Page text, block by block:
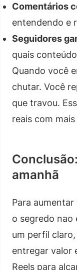
Comentários
entendendo e
Seguidores
quais
Quando você
chutar. Você
que travou.
reais com
amanhã
Para
o segredo nao
um perfil
entregar valor
Reels para